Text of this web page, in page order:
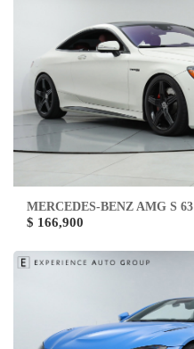
MERCEDES-BENZ AMG S 63
$ 166,900